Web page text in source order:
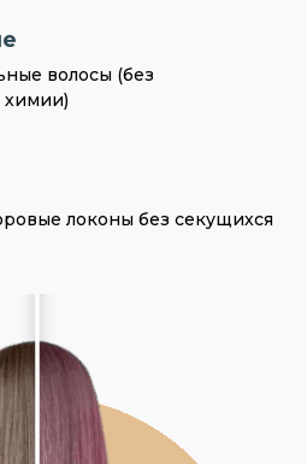
волосы (без
локоны без секущихся